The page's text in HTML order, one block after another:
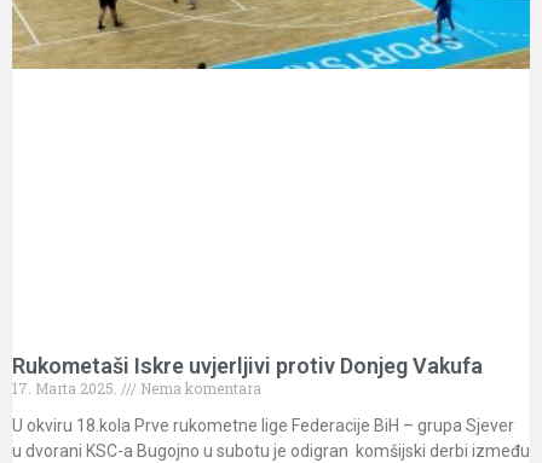
Rukometaši Iskre uvjerljivi protiv Donjeg Vakufa
17. Marta 2025.
Nema komentara
U okviru 18.kola Prve rukometne lige Federacije BiH – grupa Sjever
u dvorani KSC-a Bugojno u subotu je odigran komšijski derbi između